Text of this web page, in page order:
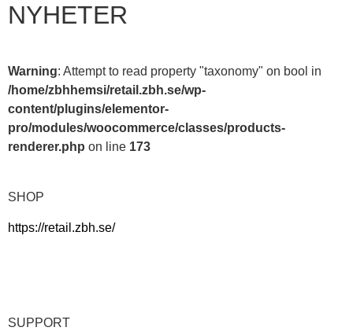
NYHETER
Warning: Attempt to read property "taxonomy" on bool in
/home/zbhhemsi/retail.zbh.se/wp-
content/plugins/elementor-
pro/modules/woocommerce/classes/products-
renderer.php on line 173
SHOP
https://retail.zbh.se/
SUPPORT